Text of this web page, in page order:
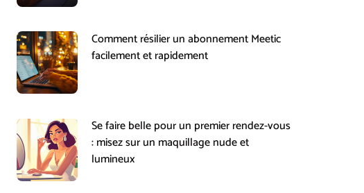
Comment résilier un abonnement Meetic
facilement et rapidement
Se faire belle pour un premier rendez-vous
: misez sur un maquillage nude et
lumineux